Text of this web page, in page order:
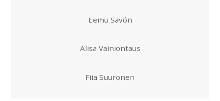
Eemu Savón
Alisa Vainiontaus
Fiia Suuronen